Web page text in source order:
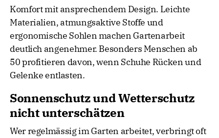
Komfort mit ansprechendem Design. Leichte
Materialien, atmungsaktive Stoffe und
ergonomische Sohlen machen Gartenarbeit
deutlich angenehmer. Besonders Menschen ab
50 profitieren davon, wenn Schuhe Rücken und
Gelenke entlasten.
Sonnenschutz und Wetterschutz
nicht unterschätzen
Wer regelmässig im Garten arbeitet, verbringt oft